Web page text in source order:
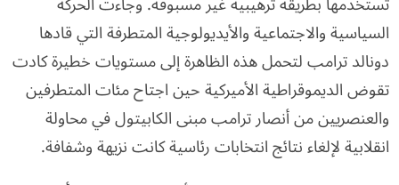
السياسية والاجتماعية والأيديولوجية المتطرفة التي قادها
دونالد ترامب لتحمل هذه الظاهرة إلى مستويات خطيرة كادت
تقوض الديموقراطية الأميركية حين اجتاح مئات المتطرفين
والعنصريين من أنصار ترامب مبنى الكابيتول في محاولة
انقلابية لإلغاء نتائج انتخابات رئاسية كانت نزيهة وشفافة.